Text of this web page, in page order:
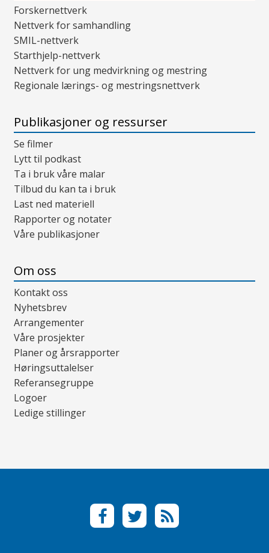
Forskernettverk
Nettverk for samhandling
SMIL-nettverk
Starthjelp-nettverk
Nettverk for ung medvirkning og mestring
Regionale lærings- og mestringsnettverk
Publikasjoner og ressurser
Se filmer
Lytt til podkast
Ta i bruk våre malar
Tilbud du kan ta i bruk
Last ned materiell
Rapporter og notater
Våre publikasjoner
Om oss
Kontakt oss
Nyhetsbrev
Arrangementer
Våre prosjekter
Planer og årsrapporter
Høringsuttalelser
Referansegruppe
Logoer
Ledige stillinger
F
a
T
w
R
S